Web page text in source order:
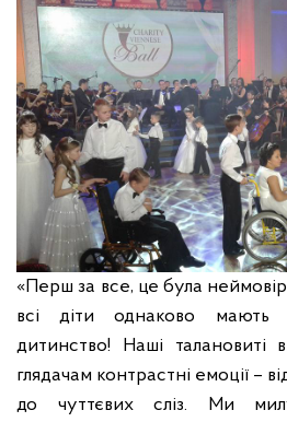
«Перш за все, це була
всі діти однаково
дитинство! Наші талановиті
глядачам контрастні емоції –
до чуттєвих сліз. Ми